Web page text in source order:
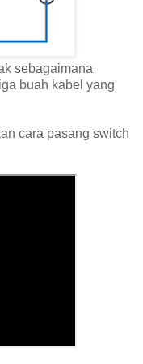
sebagaimana
buah kabel yang
cara pasang switch